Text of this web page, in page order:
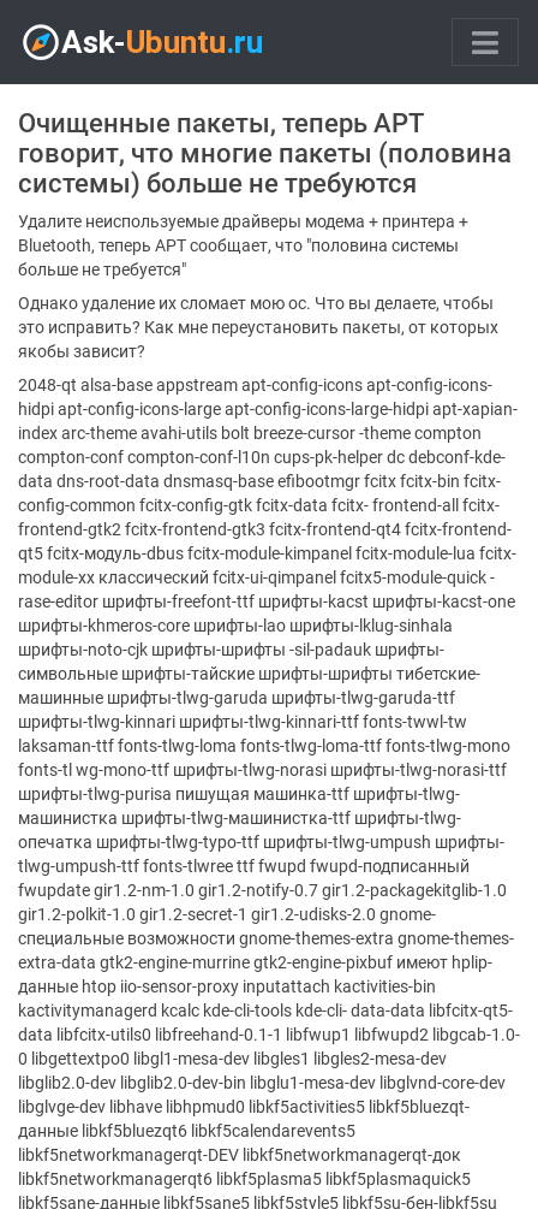
Очищенные пакеты, теперь APT
говорит, что многие пакеты (половина
системы) больше не требуются
Удалите неиспользуемые драйверы модема + принтера +
Bluetooth, теперь APT сообщает, что "половина системы
больше не требуется"
Однако удаление их сломает мою ос. Что вы делаете, чтобы
это исправить? Как мне переустановить пакеты, от которых
якобы зависит?
2048-qt alsa-base appstream apt-config-icons apt-config-icons-
hidpi apt-config-icons-large apt-config-icons-large-hidpi apt-xapian-
index arc-theme avahi-utils bolt breeze-cursor -theme compton
compton-conf compton-conf-l10n cups-pk-helper dc debconf-kde-
data dns-root-data dnsmasq-base efibootmgr fcitx fcitx-bin fcitx-
config-common fcitx-config-gtk fcitx-data fcitx- frontend-all fcitx-
frontend-gtk2 fcitx-frontend-gtk3 fcitx-frontend-qt4 fcitx-frontend-
qt5 fcitx-модуль-dbus fcitx-module-kimpanel fcitx-module-lua fcitx-
module-xx классический fcitx-ui-qimpanel fcitx5-module-quick -
rase-editor шрифты-freefont-ttf шрифты-kacst шрифты-kacst-one
шрифты-khmeros-core шрифты-lao шрифты-lklug-sinhala
шрифты-noto-cjk шрифты-шрифты -sil-padauk шрифты-
символьные шрифты-тайские шрифты-шрифты тибетские-
машинные шрифты-tlwg-garuda шрифты-tlwg-garuda-ttf
шрифты-tlwg-kinnari шрифты-tlwg-kinnari-ttf fonts-twwl-tw
laksaman-ttf fonts-tlwg-loma fonts-tlwg-loma-ttf fonts-tlwg-mono
fonts-tl wg-mono-ttf шрифты-tlwg-norasi шрифты-tlwg-norasi-ttf
шрифты-tlwg-purisa пишущая машинка-ttf шрифты-tlwg-
машинистка шрифты-tlwg-машинистка-ttf шрифты-tlwg-
опечатка шрифты-tlwg-typo-ttf шрифты-tlwg-umpush шрифты-
tlwg-umpush-ttf fonts-tlwree ttf fwupd fwupd-подписанный
fwupdate gir1.2-nm-1.0 gir1.2-notify-0.7 gir1.2-packagekitglib-1.0
gir1.2-polkit-1.0 gir1.2-secret-1 gir1.2-udisks-2.0 gnome-
специальные возможности gnome-themes-extra gnome-themes-
extra-data gtk2-engine-murrine gtk2-engine-pixbuf имеют hplip-
данные htop iio-sensor-proxy inputattach kactivities-bin
kactivitymanagerd kcalc kde-cli-tools kde-cli- data-data libfcitx-qt5-
data libfcitx-utils0 libfreehand-0.1-1 libfwup1 libfwupd2 libgcab-1.0-
0 libgettextpo0 libgl1-mesa-dev libgles1 libgles2-mesa-dev
libglib2.0-dev libglib2.0-dev-bin libglu1-mesa-dev libglvnd-core-dev
libglvge-dev libhave libhpmud0 libkf5activities5 libkf5bluezqt-
данные libkf5bluezqt6 libkf5calendarevents5
libkf5networkmanagerqt-DEV libkf5networkmanagerqt-док
libkf5networkmanagerqt6 libkf5plasma5 libkf5plasmaquick5
libkf5sane-данные libkf5sane5 libkf5style5 libkf5su-бен-libkf5su